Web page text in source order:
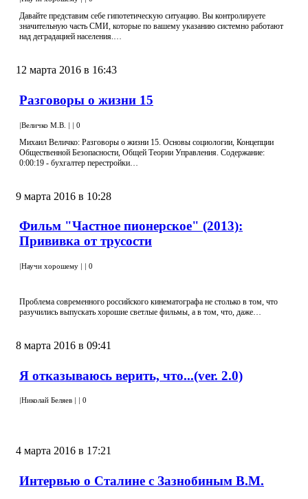
Давайте представим себе гипотетическую ситуацию. Вы контролируете
значительную часть СМИ, которые по вашему указанию системно работают
над деградацией населения.…
12 марта 2016 в 16:43
Разговоры о жизни 15
|Величко М.В. | | 0
Михаил Величко: Разговоры о жизни 15. Основы социологии, Концепции
Общественной Безопасности, Общей Теории Управления. Содержание:
0:00:19 - бухгалтер перестройки…
9 марта 2016 в 10:28
Фильм "Частное пионерское" (2013):
Прививка от трусости
|Научи хорошему | | 0
Проблема современного российского кинематографа не столько в том, что
разучились выпускать хорошие светлые фильмы, а в том, что, даже…
8 марта 2016 в 09:41
Я отказываюсь верить, что...(ver. 2.0)
Николай Беляев 0
4 марта 2016 в 17:21
Интервью о Сталине с Зазнобиным В.М.